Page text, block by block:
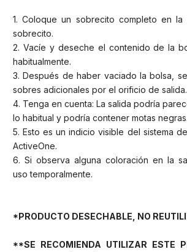
1. Coloque un sobrecito completo en
sobrecito.
2. Vacíe y deseche el contenido de la
habitualmente.
3. Después de haber vaciado la bolsa,
sobres adicionales por el orificio de salida.
4. Tenga en cuenta: La salida podría
lo habitual y podría contener motas negras.
5. Esto es un indicio visible del sistema
ActiveOne.
6. Si observa alguna coloración en la
uso temporalmente.
*PRODUCTO DESECHABLE, NO
**SE RECOMIENDA UTILIZAR ESTE